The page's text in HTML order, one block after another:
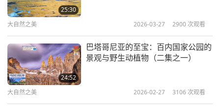
我们的精神，还提醒我们要尊重、维护和珍惜这个自
然环境的重要性，为了精致的野生动物，也为了人类
的福祉。
25:30
大自然之美 2026-03-27 2900 次观看
24:52
巴塔哥尼亚的至宝：百内国家公园的
景观与野生动植物（二集之一）
大自然之美 2026-02-27 3106 次观看